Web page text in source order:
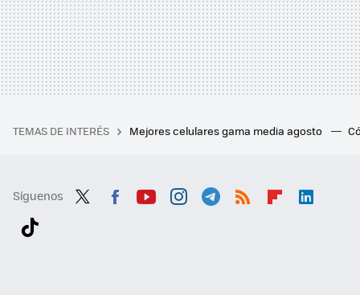
TEMAS DE INTERÉS Mejores celulares gama media agosto
Síguenos